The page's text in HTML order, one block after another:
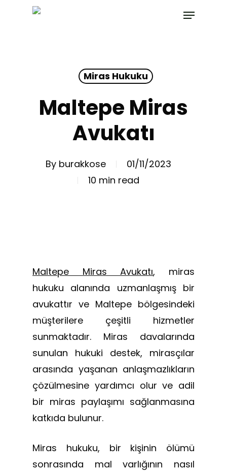
Menu
Miras Hukuku
Maltepe Miras
Avukatı
By burakkose
01/11/2023
10 min read
Maltepe Miras Avukatı, miras
hukuku alanında uzmanlaşmış bir
avukattır ve Maltepe bölgesindeki
müşterilere çeşitli hizmetler
sunmaktadır. Miras davalarında
sunulan hukuki destek, mirasçılar
arasında yaşanan anlaşmazlıkların
çözülmesine yardımcı olur ve adil
bir miras paylaşımı sağlanmasına
katkıda bulunur.
Miras hukuku, bir kişinin ölümü
sonrasında mal varlığının nasıl